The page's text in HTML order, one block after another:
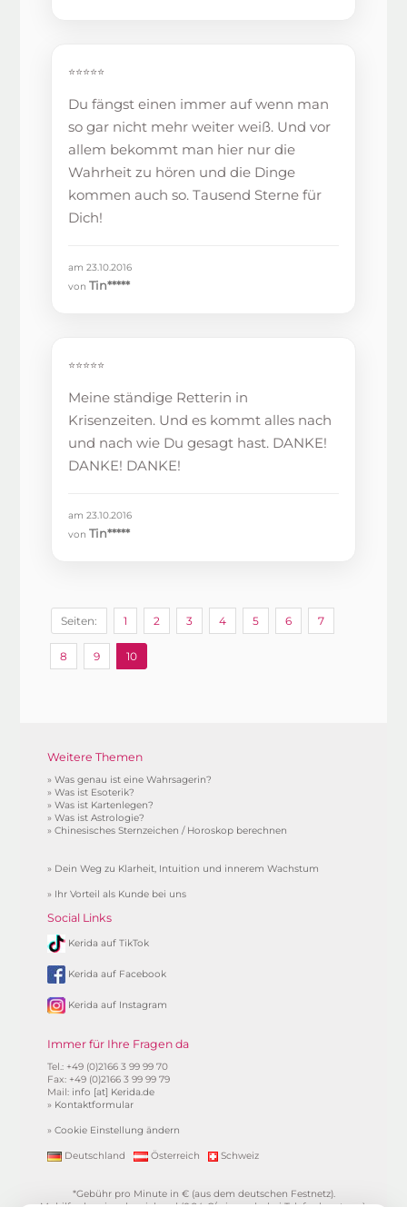
⭐⭐⭐⭐⭐
Du fängst einen immer auf wenn man
so gar nicht mehr weiter weiß. Und vor
allem bekommt man hier nur die
Wahrheit zu hören und die Dinge
kommen auch so. Tausend Sterne für
Dich!
am 23.10.2016
vonTin*****
⭐⭐⭐⭐⭐
Meine ständige Retterin in
Krisenzeiten. Und es kommt alles nach
und nach wie Du gesagt hast. DANKE!
DANKE! DANKE!
am 23.10.2016
vonTin*****
Seiten: 1 2 3 4 5 6 7
8 9 10
Weitere Themen
»Was genau ist eine Wahrsagerin?
»Was ist Esoterik?
»Was ist Kartenlegen?
»Was ist Astrologie?
»Chinesisches Sternzeichen / Horoskop berechnen
» Dein Weg zu Klarheit, Intuition und innerem Wachstum
» Ihr Vorteil als Kunde bei uns
Social Links
Kerida auf TikTok
Kerida auf Facebook
Kerida auf Instagram
Immer für Ihre Fragen da
Tel.: +49 (0)2166 3 99 99 70
Fax: +49 (0)2166 3 99 99 79
Mail: info [at] Kerida.de
» Kontaktformular
»Cookie Einstellung ändern
Deutschland Österreich Schweiz
*Gebühr pro Minute in € (aus dem deutschen Festnetz).